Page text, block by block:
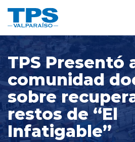
Somos TPS
Nuestra Visión
Servicios y Tarifas
TPS Presentó
comunidad
sobre
restos de “El
Infatigable”